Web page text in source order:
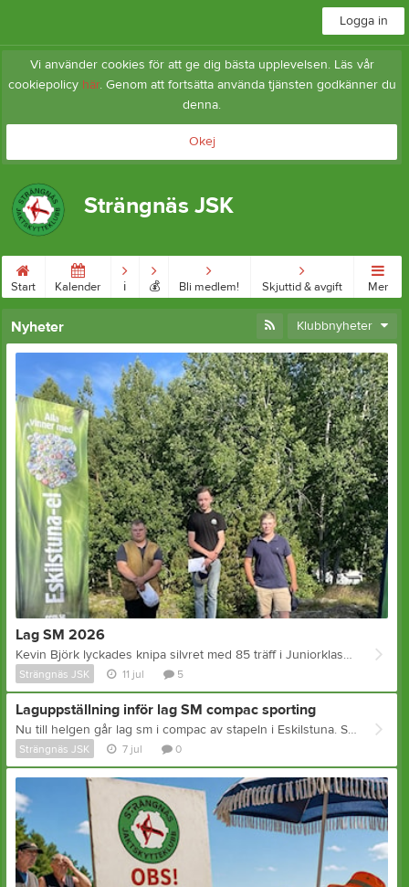
Logga in
Vi använder cookies för att ge dig bästa upplevelsen. Läs vår
cookiepolicy här. Genom att fortsätta använda tjänsten godkänner du
denna.
Okej
Strängnäs JSK
Start Kalender ℹ︎ 💰 Bli medlem! Skjuttid & avgift Mer
Nyheter Klubbnyheter
Lag SM 2026
Kevin Björk lyckades knipa silvret med 85 träff i Juniorklassen
Strängnäs JSK 11 jul 5
Laguppställning inför lag SM compac sporting
Nu till helgen går lag sm i compac av stapeln i Eskilstuna. Strängnäs har anmält 3 lag och dessa är: Strängnäs 1 Gordon Hallberg, Kevin Björk och Dennis Smedberg Strängnäs 2 är Nicklas Carveus, Per Fredriksson och Kenneth Smedberg Strängnäs 3 är Måns André, Conny Andersson och Lars Larsson Tävlingen går av stapeln på lördag så om ni inte har något speciellt för er så kom till Eskilstuna och heja på våra fina skyttar Mvh Ordförande
Strängnäs JSK 7 jul 0